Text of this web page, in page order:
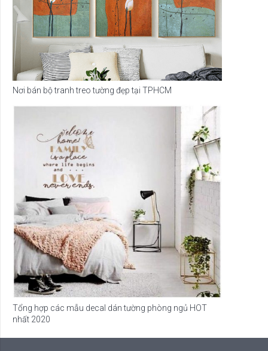
Nơi bán bộ tranh treo tường đẹp tại TPHCM
Tổng hợp các mẫu decal dán tường phòng ngủ HOT
nhất 2020